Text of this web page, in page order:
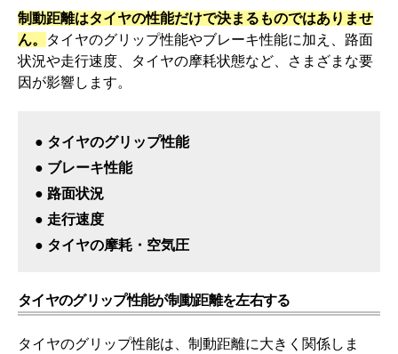
制動距離はタイヤの性能だけで決まるものではありませ
ん。
タイヤのグリップ性能やブレーキ性能に加え、路面
状況や走行速度、タイヤの摩耗状態など、さまざまな要
因が影響します。
● タイヤのグリップ性能
● ブレーキ性能
● 路面状況
● 走行速度
● タイヤの摩耗・空気圧
タイヤのグリップ性能が制動距離を左右する
タイヤのグリップ性能は、制動距離に大きく関係しま